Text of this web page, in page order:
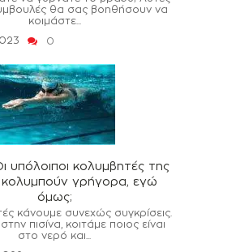
θα σας βοηθήσουν να
κοιμάστε...
0
υπόλοιποι κολυμβητές της
γρήγορα, εγώ
όμως;
κάνουμε συνεχώς συγκρίσεις.
πισίνα, κοιτάμε ποιος είναι
στο νερό και...